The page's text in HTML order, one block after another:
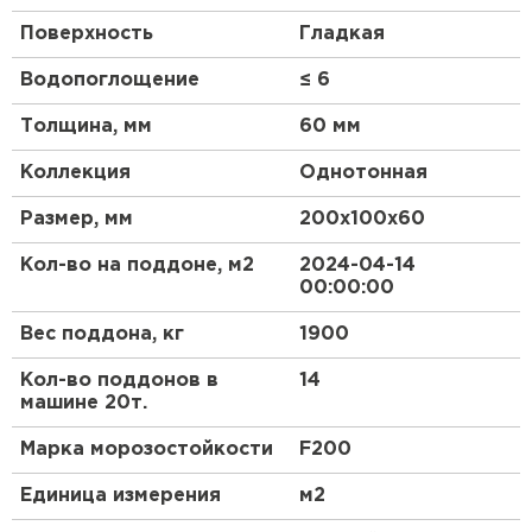
только по технологии двойного
вибропрессования и обладает прочностью более
М350.
Поверхность Гладкая
Водопоглощение ≤ 6
Толщина, мм 60 мм
Коллекция Однотонная
Размер, мм 200х100х60
Кол-во на поддоне, м2
2024-04-14
00:00:00
Вес поддона, кг 1900
Кол-во поддонов в
машине 20т.
14
Марка морозостойкости F200
Единица измерения м2